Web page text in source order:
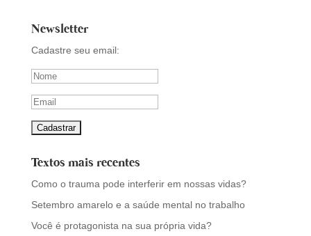
Newsletter
Cadastre seu email:
Textos mais recentes
Como o trauma pode interferir em nossas vidas?
Setembro amarelo e a saúde mental no trabalho
Você é protagonista na sua própria vida?